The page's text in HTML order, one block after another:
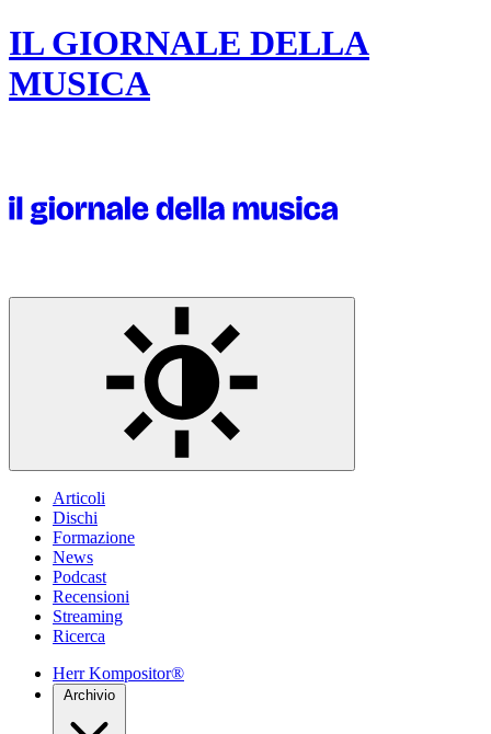
IL GIORNALE DELLA
MUSICA
Articoli
Dischi
Formazione
News
Podcast
Recensioni
Streaming
Ricerca
Herr Kompositor®
Archivio